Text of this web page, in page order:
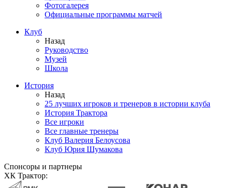
Фотогалерея
Официальные программы матчей
Клуб
Назад
Руководство
Музей
Школа
История
Назад
25 лучших игроков и тренеров в истории клуба
История Трактора
Все игроки
Все главные тренеры
Клуб Валерия Белоусова
Клуб Юрия Шумакова
Спонсоры и партнеры
ХК Трактор: